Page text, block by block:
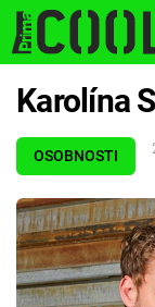
Trendy:
ESCAPE PLNEJ
Témata
OSOBNOSTI
Karolína